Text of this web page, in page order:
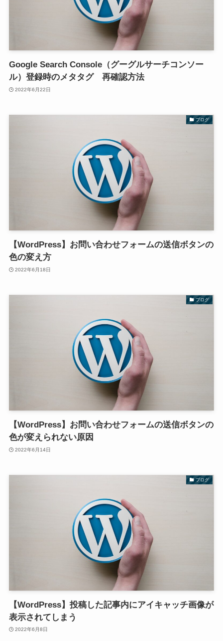
Google Search Console（グーグルサーチコンソー
ル）登録時のメタタグ 再確認方法
2022年6月22日
ブログ
【WordPress】お問い合わせフォームの送信ボタンの
色の変え方
2022年6月18日
ブログ
【WordPress】お問い合わせフォームの送信ボタンの
色が変えられない原因
2022年6月14日
ブログ
【WordPress】投稿した記事内にアイキャッチ画像が
表示されてしまう
2022年6月8日